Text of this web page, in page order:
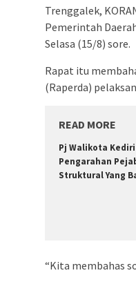
Trenggalek,
Pemerintah
Selasa (15/8) sore.
Rapat itu
(Raperda)
READ MORE
Pj Walikota
Pengarahan
Struktural Yang
“Kita membahas